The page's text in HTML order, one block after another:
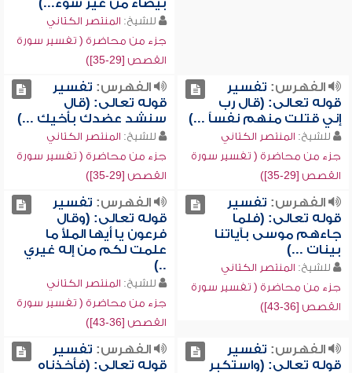
بيضاء من غير سوء...)
للشيخ: المنتصر الكتاني
جزء من محاضرة ( تفسير سورة
القصص [29-35])
الفهرس: تفسير
قوله تعالى: (قال رب
إني قتلت منهم نفساً ...)
للشيخ: المنتصر الكتاني
جزء من محاضرة ( تفسير سورة
القصص [29-35])
الفهرس: تفسير
قوله تعالى: (قال
سنشد عضدك بأخيك ...)
للشيخ: المنتصر الكتاني
جزء من محاضرة ( تفسير سورة
القصص [29-35])
الفهرس: تفسير
قوله تعالى: (فلما
جاءهم موسى بآياتنا
بينات ...)
للشيخ: المنتصر الكتاني
جزء من محاضرة ( تفسير سورة
القصص [36-43])
الفهرس: تفسير
قوله تعالى: (وقال
فرعون يا أيها الملأ ما
علمت لكم من إله غيري
..)
للشيخ: المنتصر الكتاني
جزء من محاضرة ( تفسير سورة
القصص [36-43])
الفهرس: تفسير
قوله تعالى: (واستكبر
الفهرس: تفسير
قوله تعالى: (فأخذناه